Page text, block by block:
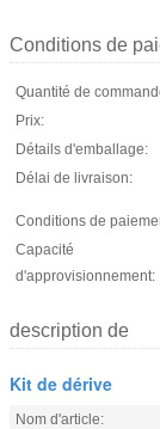
Conditions de
Quantité de
Prix:
Détails d'emballage:
Délai de livraison:
Conditions de
Capacité
d'approvisionnement:
description de
Kit de dérive
Nom d'article: